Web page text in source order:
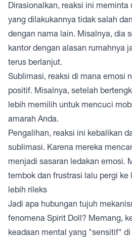
Dirasionalkan, reaksi ini meminta
yang dilakukannya tidak salah
dengan nama lain. Misalnya, dia
kantor dengan alasan rumahnya
terus berlanjut.
Sublimasi, reaksi di mana emosi
positif. Misalnya, setelah
lebih memilih untuk mencuci
amarah Anda.
Pengalihan, reaksi ini kebalikan
sublimasi. Karena mereka
menjadi sasaran ledakan emosi.
tembok dan frustrasi lalu pergi ke
lebih rileks
Jadi apa hubungan tujuh
fenomena Spirit Doll? Memang,
keadaan mental yang "sensitif"